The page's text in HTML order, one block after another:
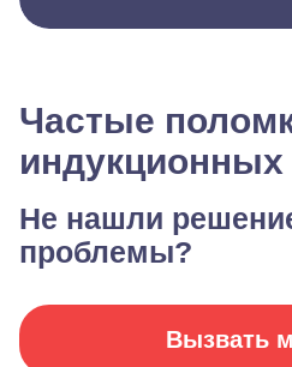
Частые
индукционных
Не нашли
проблемы?
Вызвать